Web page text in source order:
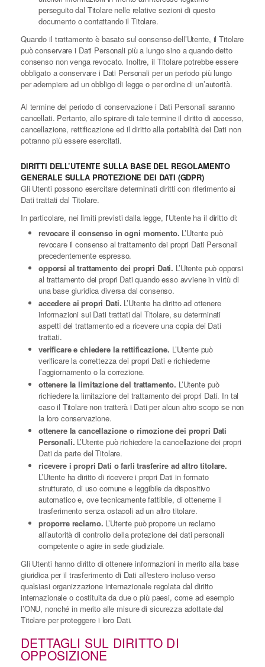
perseguito dal Titolare nelle relative sezioni di questo
documento o contattando il Titolare.
Quando il trattamento è basato sul consenso dell’Utente, il Titolare
può conservare i Dati Personali più a lungo sino a quando detto
consenso non venga revocato. Inoltre, il Titolare potrebbe essere
obbligato a conservare i Dati Personali per un periodo più lungo
per adempiere ad un obbligo di legge o per ordine di un’autorità.
Al termine del periodo di conservazione i Dati Personali saranno
cancellati. Pertanto, allo spirare di tale termine il diritto di accesso,
cancellazione, rettificazione ed il diritto alla portabilità dei Dati non
potranno più essere esercitati.
DIRITTI DELL’UTENTE SULLA BASE DEL REGOLAMENTO
GENERALE SULLA PROTEZIONE DEI DATI (GDPR)
Gli Utenti possono esercitare determinati diritti con riferimento ai
Dati trattati dal Titolare.
In particolare, nei limiti previsti dalla legge, l’Utente ha il diritto di:
revocare il consenso in ogni momento. L’Utente può
revocare il consenso al trattamento dei propri Dati Personali
precedentemente espresso.
opporsi al trattamento dei propri Dati. L’Utente può opporsi
al trattamento dei propri Dati quando esso avviene in virtù di
una base giuridica diversa dal consenso.
accedere ai propri Dati. L’Utente ha diritto ad ottenere
informazioni sui Dati trattati dal Titolare, su determinati
aspetti del trattamento ed a ricevere una copia dei Dati
trattati.
verificare e chiedere la rettificazione. L’Utente può
verificare la correttezza dei propri Dati e richiederne
l’aggiornamento o la correzione.
ottenere la limitazione del trattamento. L’Utente può
richiedere la limitazione del trattamento dei propri Dati. In tal
caso il Titolare non tratterà i Dati per alcun altro scopo se non
la loro conservazione.
ottenere la cancellazione o rimozione dei propri Dati
Personali. L’Utente può richiedere la cancellazione dei propri
Dati da parte del Titolare.
ricevere i propri Dati o farli trasferire ad altro titolare.
L’Utente ha diritto di ricevere i propri Dati in formato
strutturato, di uso comune e leggibile da dispositivo
automatico e, ove tecnicamente fattibile, di ottenerne il
trasferimento senza ostacoli ad un altro titolare.
proporre reclamo. L’Utente può proporre un reclamo
all’autorità di controllo della protezione dei dati personali
competente o agire in sede giudiziale.
Gli Utenti hanno diritto di ottenere informazioni in merito alla base
giuridica per il trasferimento di Dati all'estero incluso verso
qualsiasi organizzazione internazionale regolata dal diritto
internazionale o costituita da due o più paesi, come ad esempio
l’ONU, nonché in merito alle misure di sicurezza adottate dal
Titolare per proteggere i loro Dati.
DETTAGLI SUL DIRITTO DI
OPPOSIZIONE